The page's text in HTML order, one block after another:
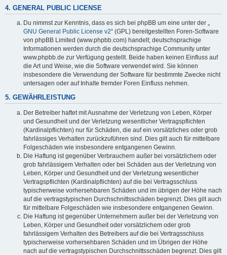
4. GENERAL PUBLIC LICENSE
Du nimmst zur Kenntnis, dass es sich bei phpBB um eine unter der „
GNU General Public License v2“ (GPL) bereitgestellten Foren-Software
von phpBB Limited (www.phpbb.com) handelt; deutschsprachige
Informationen werden durch die deutschsprachige Community unter
www.phpbb.de zur Verfügung gestellt. Beide haben keinen Einfluss auf
die Art und Weise, wie die Software verwendet wird. Sie können
insbesondere die Verwendung der Software für bestimmte Zwecke nicht
untersagen oder auf Inhalte fremder Foren Einfluss nehmen.
5. GEWÄHRLEISTUNG
Der Betreiber haftet mit Ausnahme der Verletzung von Leben, Körper
und Gesundheit und der Verletzung wesentlicher Vertragspflichten
(Kardinalpflichten) nur für Schäden, die auf ein vorsätzliches oder grob
fahrlässiges Verhalten zurückzuführen sind. Dies gilt auch für mittelbare
Folgeschäden wie insbesondere entgangenen Gewinn.
Die Haftung ist gegenüber Verbrauchern außer bei vorsätzlichem oder
grob fahrlässigem Verhalten oder bei Schäden aus der Verletzung von
Leben, Körper und Gesundheit und der Verletzung wesentlicher
Vertragspflichten (Kardinalpflichten) auf die bei Vertragsschluss
typischerweise vorhersehbaren Schäden und im übrigen der Höhe nach
auf die vertragstypischen Durchschnittsschäden begrenzt. Dies gilt auch
für mittelbare Folgeschäden wie insbesondere entgangenen Gewinn.
Die Haftung ist gegenüber Unternehmern außer bei der Verletzung von
Leben, Körper und Gesundheit oder vorsätzlichem oder grob
fahrlässigem Verhalten des Betreibers auf die bei Vertragsschluss
typischerweise vorhersehbaren Schäden und im Übrigen der Höhe
nach auf die vertragstypischen Durchschnittsschäden begrenzt. Dies gilt